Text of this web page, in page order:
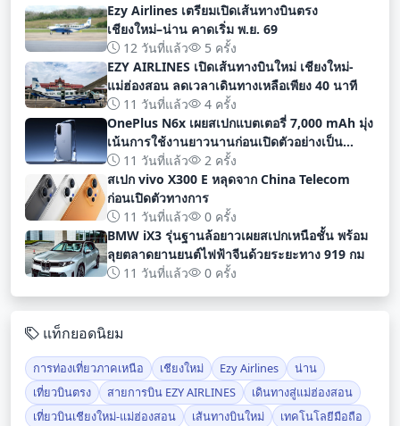
Ezy Airlines เตรียมเปิดเส้นทางบินตรง
เชียงใหม่–น่าน คาดเริ่ม พ.ย. 69
12 วันที่แล้ว
5 ครั้ง
EZY AIRLINES เปิดเส้นทางบินใหม่ เชียงใหม่-
แม่ฮ่องสอน ลดเวลาเดินทางเหลือเพียง 40 นาที
11 วันที่แล้ว
4 ครั้ง
OnePlus N6x เผยสเปกแบตเตอรี่ 7,000 mAh มุ่ง
เน้นการใช้งานยาวนานก่อนเปิดตัวอย่างเป็น
ทางการ
11 วันที่แล้ว
2 ครั้ง
สเปก vivo X300 E หลุดจาก China Telecom
ก่อนเปิดตัวทางการ
11 วันที่แล้ว
0 ครั้ง
BMW iX3 รุ่นฐานล้อยาวเผยสเปกเหนือชั้น พร้อม
ลุยตลาดยานยนต์ไฟฟ้าจีนด้วยระยะทาง 919 กม
11 วันที่แล้ว
0 ครั้ง
แท็กยอดนิยม
การท่องเที่ยวภาคเหนือ เชียงใหม่ Ezy Airlines
น่าน
เที่ยวบินตรง
สายการบิน EZY AIRLINES
เดินทางสู่แม่ฮ่องสอน
เที่ยวบินเชียงใหม่-แม่ฮ่องสอน
เส้นทางบินใหม่
เทคโนโลยีมือถือ